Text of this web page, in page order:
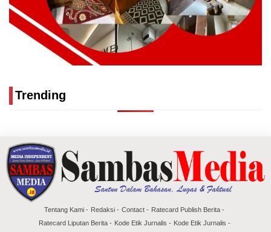
Trending
Tentang Kami Redaksi Contact
Ratecard Publish Berita
Ratecard Liputan Berita
Kode Etik Jurnalis Kode Etik Jurnalis